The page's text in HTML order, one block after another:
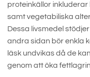
proteinkällor inkluderar
samt vegetabiliska
Dessa livsmedel
andra sidan bör enkla
läsk undvikas då de
genom att öka